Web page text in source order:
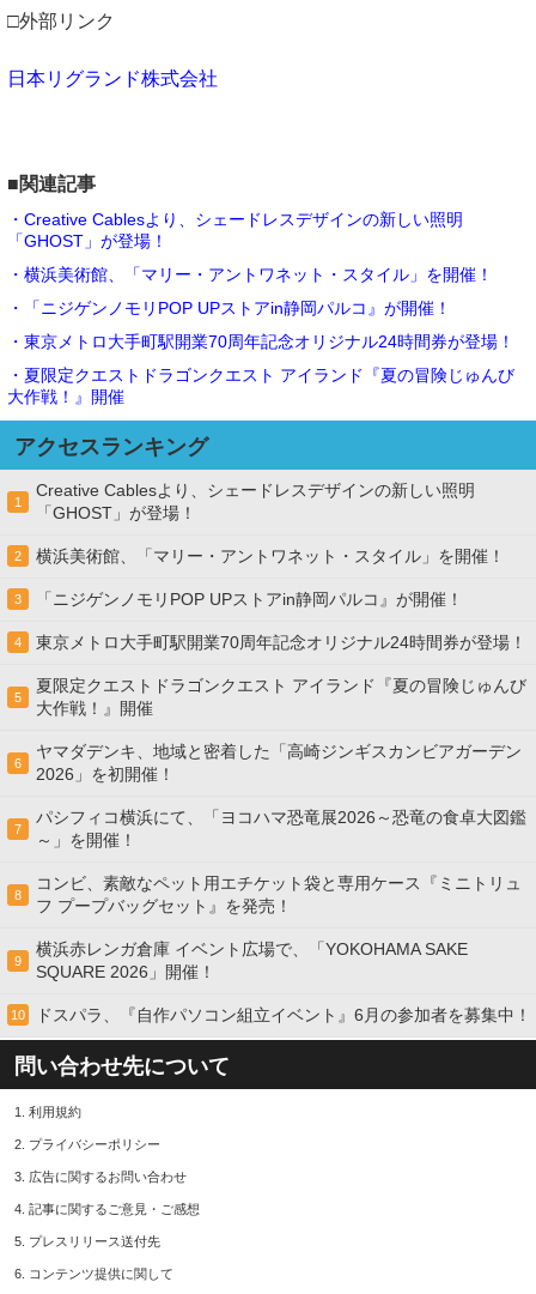
□外部リンク
日本リグランド株式会社
■関連記事
・Creative Cablesより、シェードレスデザインの新しい照明
「GHOST」が登場！
・横浜美術館、「マリー・アントワネット・スタイル」を開催！
・「ニジゲンノモリPOP UPストアin静岡パルコ』が開催！
・東京メトロ大手町駅開業70周年記念オリジナル24時間券が登場！
・夏限定クエストドラゴンクエスト アイランド『夏の冒険じゅんび
大作戦！』開催
アクセスランキング
1
Creative Cablesより、シェードレスデザインの新しい照明
「GHOST」が登場！
2 横浜美術館、「マリー・アントワネット・スタイル」を開催！
3 「ニジゲンノモリPOP UPストアin静岡パルコ』が開催！
4 東京メトロ大手町駅開業70周年記念オリジナル24時間券が登場！
5
夏限定クエストドラゴンクエスト アイランド『夏の冒険じゅんび
大作戦！』開催
6
ヤマダデンキ、地域と密着した「高崎ジンギスカンビアガーデン
2026」を初開催！
7
パシフィコ横浜にて、「ヨコハマ恐竜展2026～恐竜の食卓大図鑑
～」を開催！
8
コンビ、素敵なペット用エチケット袋と専用ケース『ミニトリュ
フ プープバッグセット』を発売！
9
横浜赤レンガ倉庫 イベント広場で、「YOKOHAMA SAKE
SQUARE 2026」開催！
10 ドスパラ、『自作パソコン組立イベント』6月の参加者を募集中！
問い合わせ先について
1. 利用規約
2. プライバシーポリシー
3. 広告に関するお問い合わせ
4. 記事に関するご意見・ご感想
5. プレスリリース送付先
6. コンテンツ提供に関して